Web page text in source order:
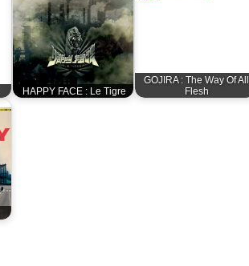
HAPPY FACE : Le Tigre
GOJIRA : The Way Of All
Flesh